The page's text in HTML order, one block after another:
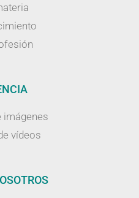
imágenes
vídeos